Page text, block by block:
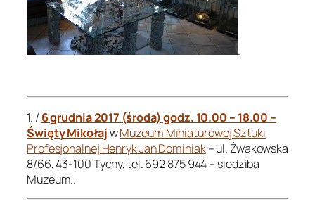
.
1. / 6 grudnia 2017 (środa) godz. 10.00 – 18.00 –
Święty MikołajwMuzeum Miniaturowej Sztuki
Profesjonalnej Henryk Jan Dominiak– ul. Żwakowska
8/66, 43-100 Tychy, tel. 692 875 944 – siedziba
Muzeum..